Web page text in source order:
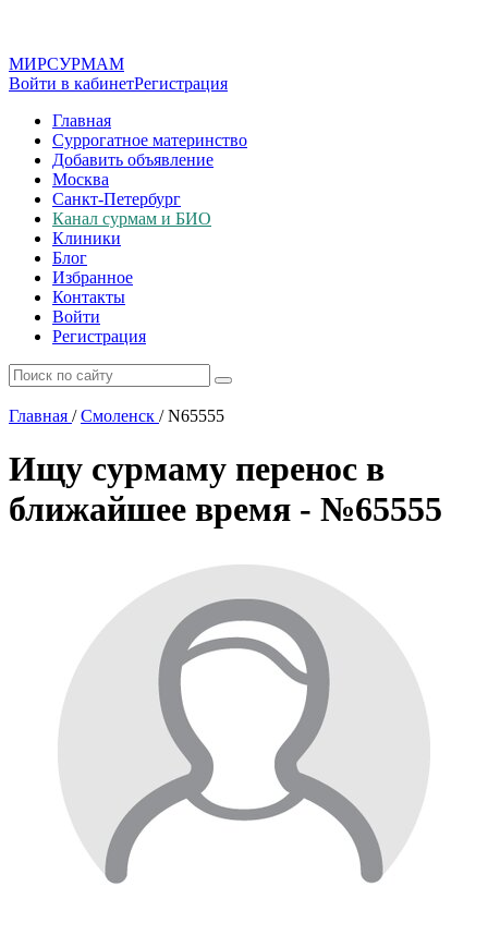
МИРСУРМАМ
Войти в кабинетРегистрация
Главная
Суррогатное материнство
Добавить объявление
Москва
Санкт-Петербург
Канал сурмам и БИО
Клиники
Блог
Избранное
Контакты
Войти
Регистрация
Главная / Смоленск /N65555
Ищу сурмаму перенос в
ближайшее время - №65555